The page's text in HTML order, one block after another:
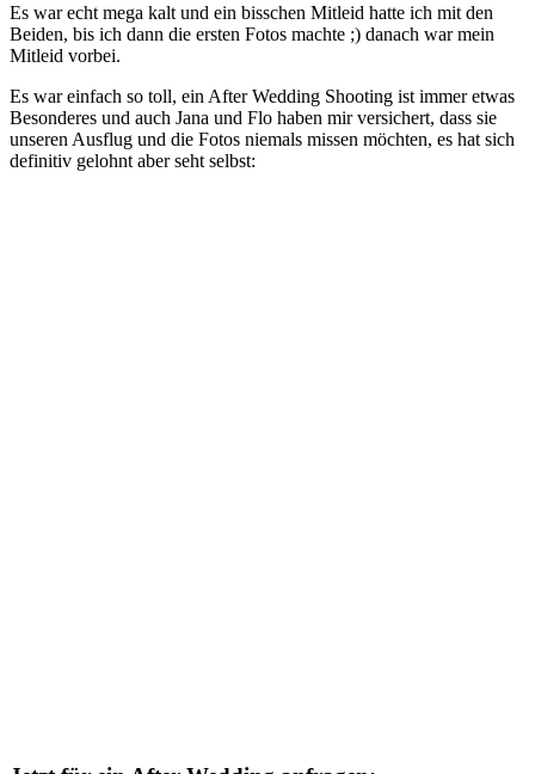
Es war echt mega kalt und ein bisschen Mitleid hatte ich mit den
Beiden, bis ich dann die ersten Fotos machte ;) danach war mein
Mitleid vorbei.
Es war einfach so toll, ein After Wedding Shooting ist immer etwas
Besonderes und auch Jana und Flo haben mir versichert, dass sie
unseren Ausflug und die Fotos niemals missen möchten, es hat sich
definitiv gelohnt aber seht selbst: